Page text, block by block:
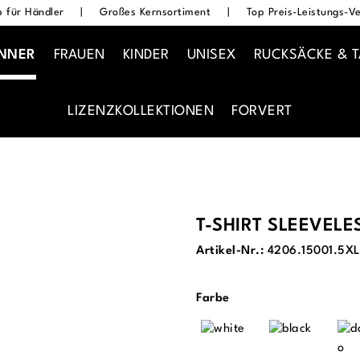
für Händler Großes Kernsortiment Top Preis-Leistungs-
FRAUEN KINDER UNISEX RUCKSÄCKE &
LIZENZKOLLEKTIONEN FORVERT
T-SHIRT
Artikel-Nr.: 4206.15001.5XL
Farbeauswählen